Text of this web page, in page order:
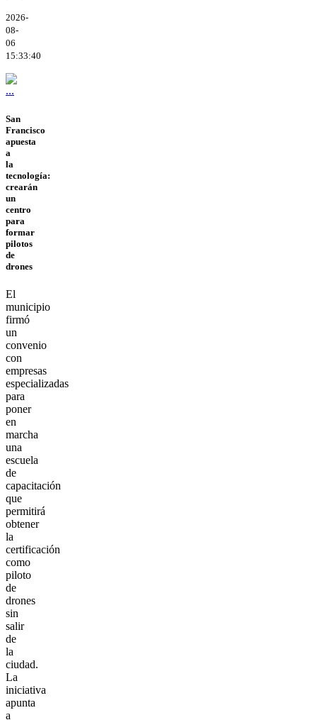
2026-
08-
06
15:33:40
San
Francisco
apuesta
a
la
tecnología:
crearán
un
centro
para
formar
pilotos
de
drones
El
municipio
firmó
un
convenio
con
empresas
especializadas
para
poner
en
marcha
una
escuela
de
capacitación
que
permitirá
obtener
la
certificación
como
piloto
de
drones
sin
salir
de
la
ciudad.
La
iniciativa
apunta
a